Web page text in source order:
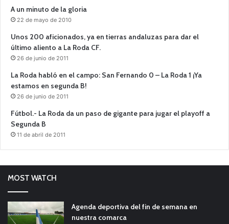
A un minuto de la gloria
22 de mayo de 2010
Unos 200 aficionados, ya en tierras andaluzas para dar el
último aliento a La Roda CF.
26 de junio de 2011
La Roda habló en el campo: San Fernando 0 – La Roda 1 ¡Ya
estamos en segunda B!
26 de junio de 2011
Fútbol.- La Roda da un paso de gigante para jugar el playoff a
Segunda B
11 de abril de 2011
MOST WATCH
Agenda deportiva del fin de semana en
nuestra comarca